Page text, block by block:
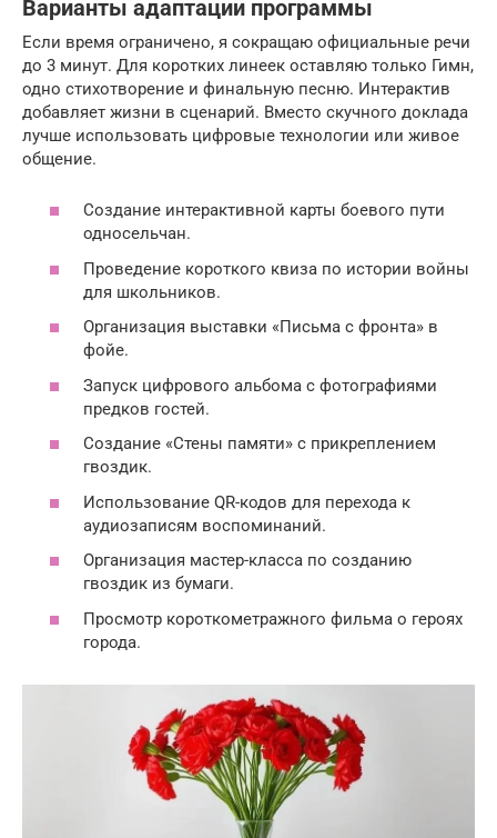
Варианты адаптации программы
Если время ограничено, я сокращаю официальные речи
до 3 минут. Для коротких линеек оставляю только Гимн,
одно стихотворение и финальную песню. Интерактив
добавляет жизни в сценарий. Вместо скучного доклада
лучше использовать цифровые технологии или живое
общение.
Создание интерактивной карты боевого пути
односельчан.
Проведение короткого квиза по истории войны
для школьников.
Организация выставки «Письма с фронта» в
фойе.
Запуск цифрового альбома с фотографиями
предков гостей.
Создание «Стены памяти» с прикреплением
гвоздик.
Использование QR-кодов для перехода к
аудиозаписям воспоминаний.
Организация мастер-класса по созданию
гвоздик из бумаги.
Просмотр короткометражного фильма о героях
города.